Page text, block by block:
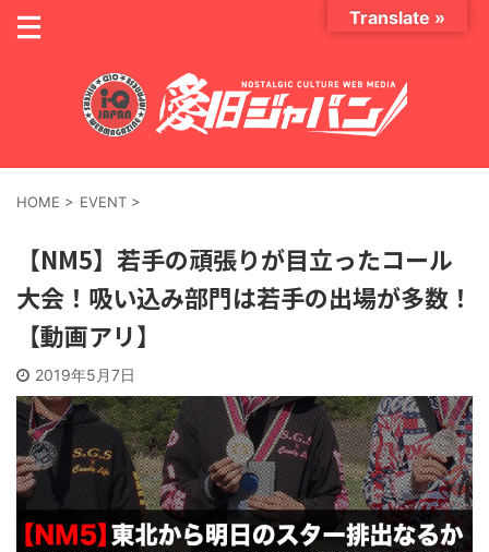
HOME > EVENT >
【NM5】若手の頑張りが目立ったコール
大会！吸い込み部門は若手の出場が多数！
【動画アリ】
2019年5月7日
Translate »